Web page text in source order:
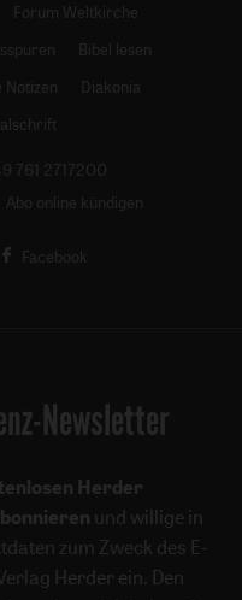
Forum Weltkirche
Bibel lesen
Notizen
Diakonia
761 2717200
Abo online kündigen
Facebook
Newsletter
Herder
und willige in
zum Zweck des E-
Herder ein. Den